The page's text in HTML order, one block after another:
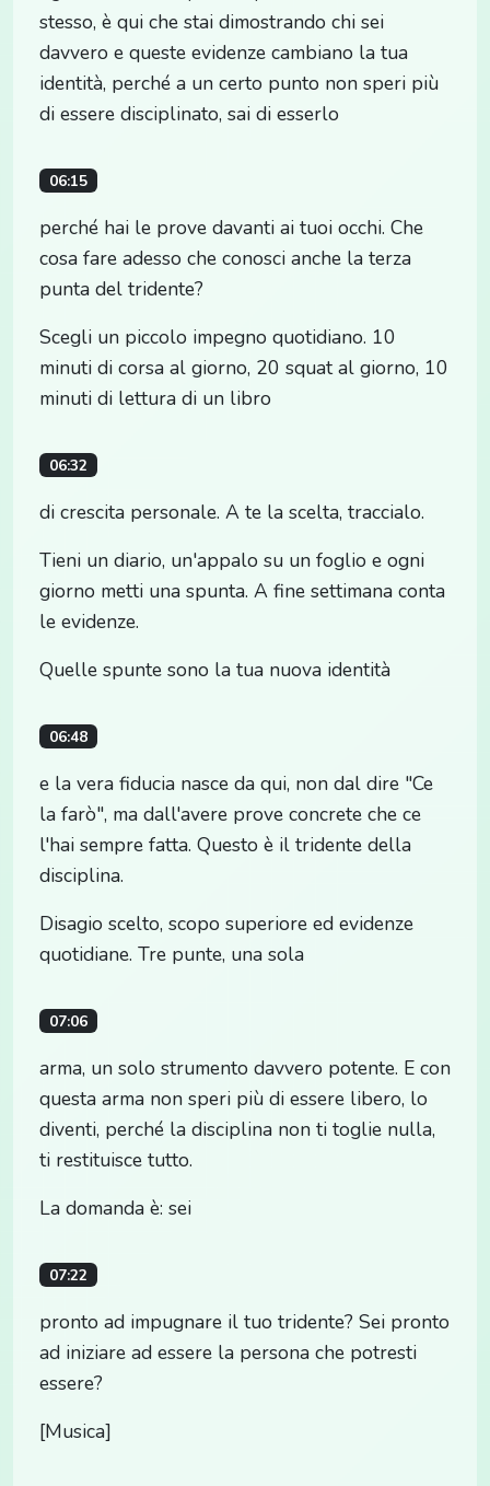
stesso, è qui che stai dimostrando chi sei
davvero e queste evidenze cambiano la tua
identità, perché a un certo punto non speri più
di essere disciplinato, sai di esserlo
06:15
perché hai le prove davanti ai tuoi occhi. Che
cosa fare adesso che conosci anche la terza
punta del tridente?
Scegli un piccolo impegno quotidiano. 10
minuti di corsa al giorno, 20 squat al giorno, 10
minuti di lettura di un libro
06:32
di crescita personale. A te la scelta, traccialo.
Tieni un diario, un'appalo su un foglio e ogni
giorno metti una spunta. A fine settimana conta
le evidenze.
Quelle spunte sono la tua nuova identità
06:48
e la vera fiducia nasce da qui, non dal dire "Ce
la farò", ma dall'avere prove concrete che ce
l'hai sempre fatta. Questo è il tridente della
disciplina.
Disagio scelto, scopo superiore ed evidenze
quotidiane. Tre punte, una sola
07:06
arma, un solo strumento davvero potente. E con
questa arma non speri più di essere libero, lo
diventi, perché la disciplina non ti toglie nulla,
ti restituisce tutto.
La domanda è: sei
07:22
pronto ad impugnare il tuo tridente? Sei pronto
ad iniziare ad essere la persona che potresti
essere?
[Musica]